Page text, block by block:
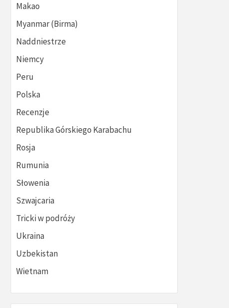
Makao
Myanmar (Birma)
Naddniestrze
Niemcy
Peru
Polska
Recenzje
Republika Górskiego Karabachu
Rosja
Rumunia
Słowenia
Szwajcaria
Tricki w podróży
Ukraina
Uzbekistan
Wietnam